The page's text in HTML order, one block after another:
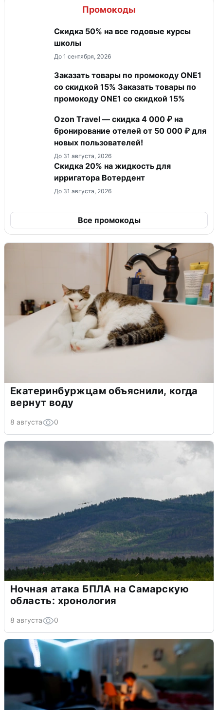
Промокоды
Скидка 50% на все годовые курсы
школы
До 1 сентября, 2026
Заказать товары по промокоду ONE1
со скидкой 15% Заказать товары по
промокоду ONE1 со скидкой 15%
Ozon Travel — скидка 4 000 ₽ на
бронирование отелей от 50 000 ₽ для
новых пользователей!
До 31 августа, 2026
Скидка 20% на жидкость для
ирригатора Вотердент
До 31 августа, 2026
Все промокоды
Екатеринбуржцам объяснили, когда
вернут воду
8 августа 0
Ночная атака БПЛА на Самарскую
область: хронология
8 августа 0